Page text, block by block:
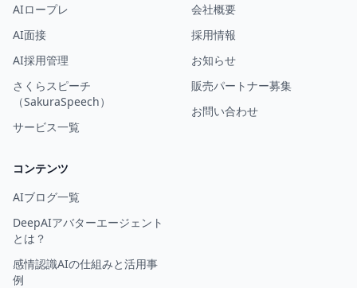
AIロープレ
AI面接
AI採用管理
さくらスピーチ
（SakuraSpeech）
サービス一覧
会社概要
採用情報
お知らせ
販売パートナー募集
お問い合わせ
コンテンツ
AIブログ一覧
DeepAIアバターエージェント
とは？
感情認識AIの仕組みと活用事
例